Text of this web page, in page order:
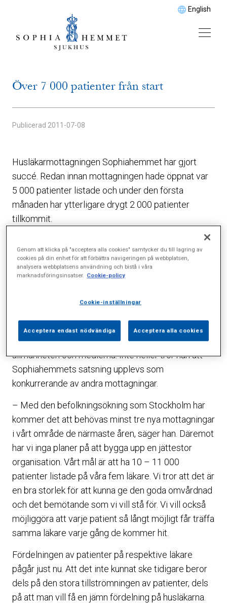
English
Över 7 000 patienter från start
Publicerad 2011-07-08
Husläkarmottagningen Sophiahemmet har gjort
succé. Redan innan mottagningen hade öppnat var
5 000 patienter listade och under den första
månaden har ytterligare drygt 2 000 patienter
tillkommit.
över det stora gensvaret.
– Vi har gjort något unikt. Vi har startat en
redan innan start och varit fullbokade sedan dag ett.
Reaktionerna har genomgående varit mycket
positiva, konstaterar han. Från såväl patienter, som
allmänheten och medierna. Inte heller tror han att
Sophiahemmets satsning upplevs som
konkurrerande av andra mottagningar.
– Med den befolkningsökning som Stockholm har
kommer det att behövas minst tre nya mottagningar
i vårt område de närmaste åren, säger han. Däremot
har vi inga planer på att bygga upp en jättestor
organisation. Vårt mål är att ha 10 – 11 000
patienter listade på våra fem läkare. Vi tror att det är
en bra storlek för att kunna ge den goda omvårdnad
och det bemötande som vi vill stå för. Vi vill också
möjliggöra att varje patient så långt möjligt får träffa
samma läkare varje gång de kommer hit.
Fördelningen av patienter på respektive läkare
pågår just nu. Att det inte kunnat ske tidigare beror
dels på den stora tillströmningen av patienter, dels
på att man vill få en jämn fördelning på husläkarna.
Genom att klicka på "acceptera alla cookies" samtycker du till lagring av
cookies på din enhet för att förbättra navigeringen på webbplatsen,
analysera webbplatsens användning och bistå i våra
marknadsföringsinsatser. Cookie-policy
Cookie-inställningar
Acceptera endast nödvändiga Acceptera alla cookies